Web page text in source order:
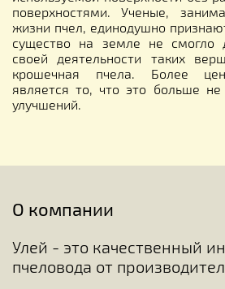
поверхностями. Ученые,
жизни пчел, единодушно
существо на земле не смогло
своей деятельности таких
крошечная пчела. Более
является то, что это больше не
улучшений.
О компании
Улей - это качественный
пчеловода от